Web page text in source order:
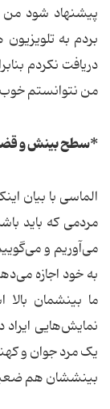
پیشنهاد شود من
بردم به
دریافت نکردم
من نتوانستم
*سطح بینش و
الماسی با بیان
مردمی که باید
می‌آوریم و
به خود اجازه
ما بینشمان
نمایش‌هایی
یک مرد جوان و
بینششان هم